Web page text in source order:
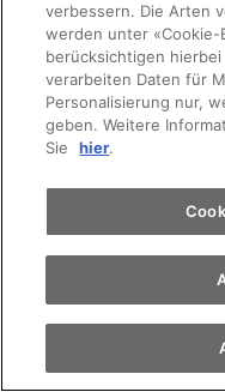
Alle Marken
verbessern. Die Arten
werden unter «Cookie-
berücksichtigen
verarbeiten Daten für
Personalisierung nur,
geben. Weitere
Sie
hier.